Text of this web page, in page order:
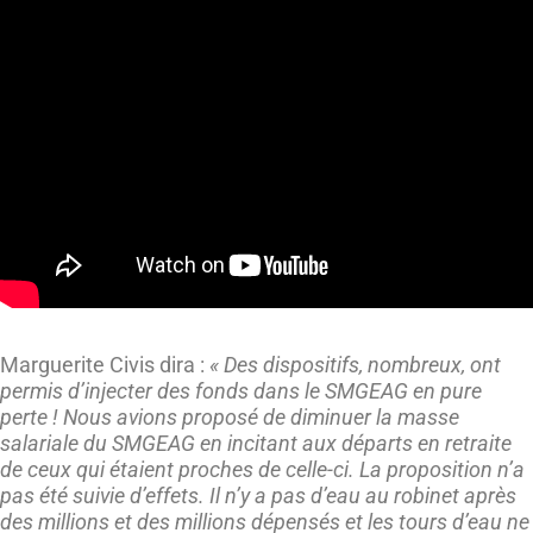
Marguerite Civis dira : « Des dispositifs, nombreux, ont
permis d’injecter des fonds dans le SMGEAG en pure
perte ! Nous avions proposé de diminuer la masse
salariale du SMGEAG en incitant aux départs en retraite
de ceux qui étaient proches de celle-ci. La proposition n’a
pas été suivie d’effets. Il n’y a pas d’eau au robinet après
des millions et des millions dépensés et les tours d’eau ne